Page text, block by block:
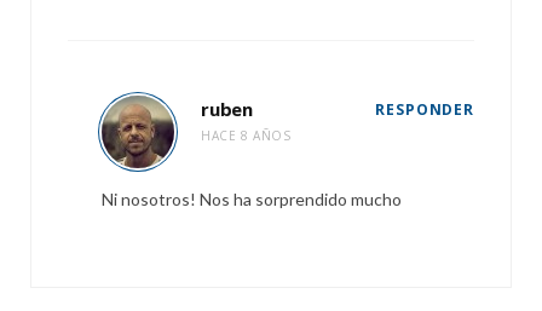
ruben
HACE 8 AÑOS
RESPONDER
Ni nosotros! Nos ha sorprendido mucho